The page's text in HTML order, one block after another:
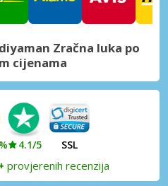
Zračna luka po
cijenama
4.1/5 SSL
provjerenih recenzija